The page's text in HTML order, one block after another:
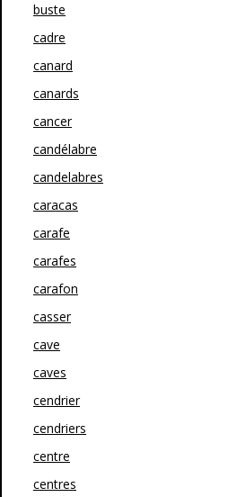
buste
cadre
canard
canards
cancer
candélabre
candelabres
caracas
carafe
carafes
carafon
casser
cave
caves
cendrier
cendriers
centre
centres